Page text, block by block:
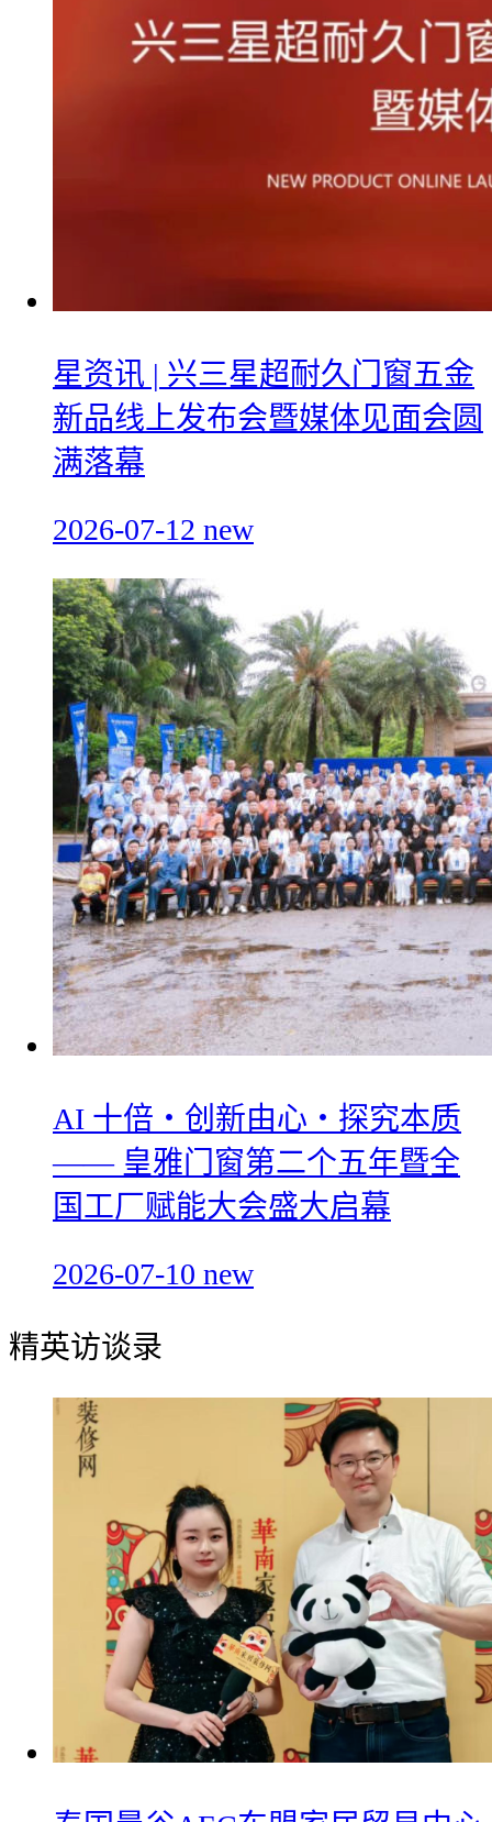
星资讯 | 兴三星超耐久门窗五金
新品线上发布会暨媒体见面会圆
满落幕
2026-07-12 new
AI 十倍・创新由心・探究本质
—— 皇雅门窗第二个五年暨全
国工厂赋能大会盛大启幕
2026-07-10 new
精英访谈录